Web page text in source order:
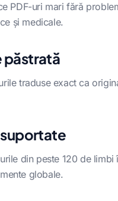
PDF-uri mari fără
și medicale.
păstrată
traduse exact ca
din peste 120 de
globale.